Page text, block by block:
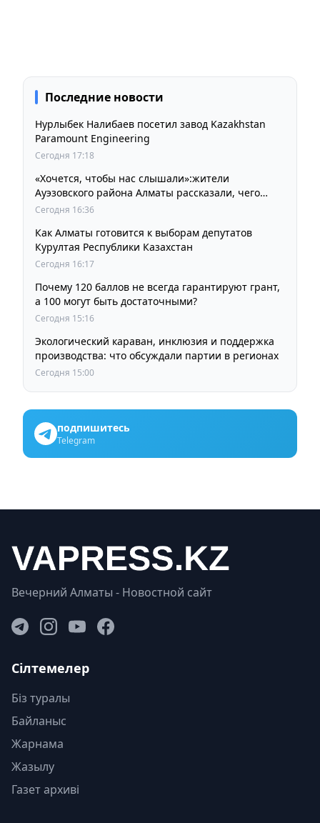
Последние новости
Нурлыбек Налибаев посетил завод Kazakhstan
Paramount Engineering
Сегодня 17:18
«Хочется, чтобы нас слышали»:жители
Ауэзовского района Алматы рассказали, чего
ждут от выборов депутатов Курултая
Сегодня 16:36
Как Алматы готовится к выборам депутатов
Курултая Республики Казахстан
Сегодня 16:17
Почему 120 баллов не всегда гарантируют грант,
а 100 могут быть достаточными?
Сегодня 15:16
Экологический караван, инклюзия и поддержка
производства: что обсуждали партии в регионах
Сегодня 15:00
подпишитесь
Telegram
Вечерний Алматы - Новостной сайт
Сілтемелер
Біз туралы
Байланыс
Жарнама
Жазылу
Газет архиві